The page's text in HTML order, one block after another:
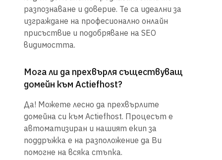
разпознаване и доверие. Те са идеални за
изграждане на професионално онлайн
присъствие и подобряване на SEO
видимостта.
Мога ли да прехвърля съществуващ
домейн към Actiefhost?
Да! Можете лесно да прехвърлите
домейна си към Actiefhost. Процесът е
автоматизиран и нашият екип за
поддръжка е на разположение да Ви
помогне на всяка стъпка.